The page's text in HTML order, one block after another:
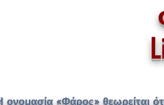
ονομασία «Φάρος» θεωρείται